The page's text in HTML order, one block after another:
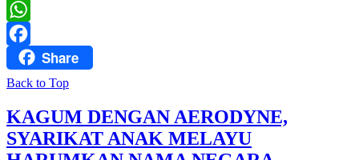
Twitter
WhatsApp
FacebookShare
Back to Top
KAGUM DENGAN AERODYNE,
SYARIKAT ANAK MELAYU